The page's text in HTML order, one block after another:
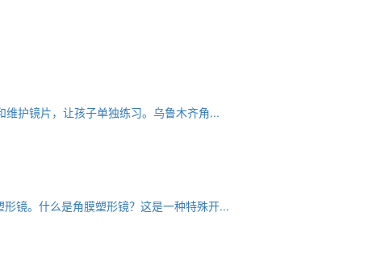
护镜片，让孩子单独练习。乌鲁木齐角...
镜。什么是角膜塑形镜？这是一种特殊开...